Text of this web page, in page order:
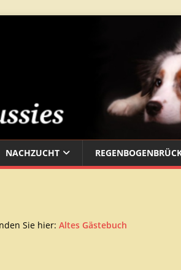
NACHZUCHT
Sie hier: Altes Gästebuch